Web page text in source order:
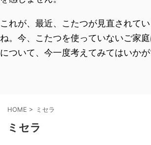
これが、最近、こたつが見直されて
ね。今、こたつを使っていないご家
について、今一度考えてみてはいかが
HOME > ミセラ
ミセラ